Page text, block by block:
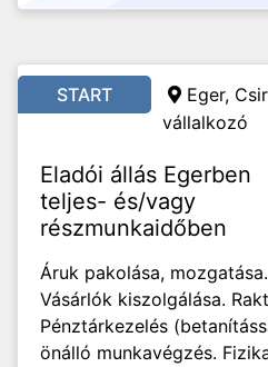
START
Eger,
vállalkozó
Eladói állás Egerben
teljes- és/vagy
részmunkaidőben
Áruk pakolása, mozgatása.
Vásárlók kiszolgálása.
Pénztárkezelés
önálló munkavégzés.